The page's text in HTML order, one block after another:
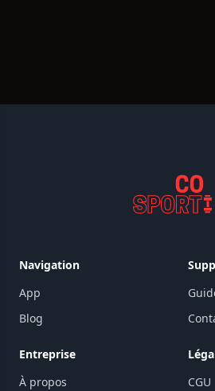
Navigation
App
Blog
Entreprise
À propos
CGU